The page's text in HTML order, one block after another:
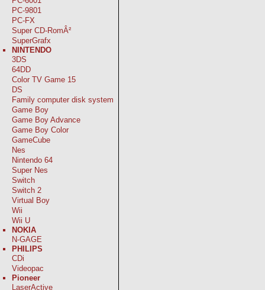
PC-9801
PC-FX
Super CD-RomÂ²
SuperGrafx
NINTENDO
3DS
64DD
Color TV Game 15
DS
Family computer disk system
Game Boy
Game Boy Advance
Game Boy Color
GameCube
Nes
Nintendo 64
Super Nes
Switch
Switch 2
Virtual Boy
Wii
Wii U
NOKIA
N-GAGE
PHILIPS
CDi
Videopac
Pioneer
LaserActive